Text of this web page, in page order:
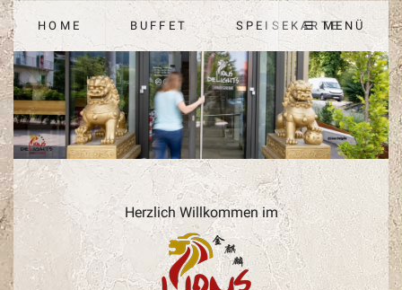
HOME BUFFET SPEISEKARTE
☰ MENÜ
Herzlich Willkommen im